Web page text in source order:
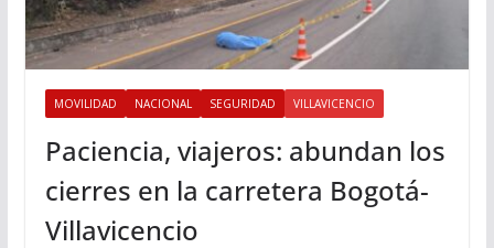
MOVILIDAD NACIONAL SEGURIDAD VILLAVICENCIO
Paciencia, viajeros: abundan los
cierres en la carretera Bogotá-
Villavicencio